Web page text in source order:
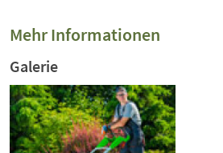
Mehr Informationen
Galerie